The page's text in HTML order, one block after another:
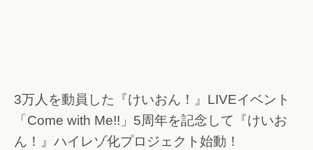
3万人を動員した『けいおん！』LIVEイベント
「Come with Me!!」5周年を記念して『けいお
ん！』ハイレゾ化プロジェクト始動！